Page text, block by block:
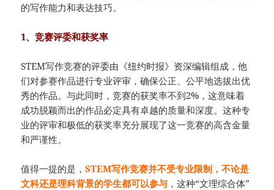
的写作能力和表达技巧。
1、竞赛评委和获奖率
STEM写作竞赛的评委由《纽约时报》资深编辑组成，他
们对参赛作品进行专业评审，确保公正、公平地选拔出优
秀的作品。与此同时，竞赛的获奖率不到2%，这意味着
成功脱颖而出的作品必定具有卓越的质量和深度。这种专
业的评审和极低的获奖率充分展现了这一竞赛的高含金量
和严谨性。
值得一提的是，STEM写作竞赛并不受专业限制，不论是
文科还是理科背景的学生都可以参与 ，这种“文理综合体”